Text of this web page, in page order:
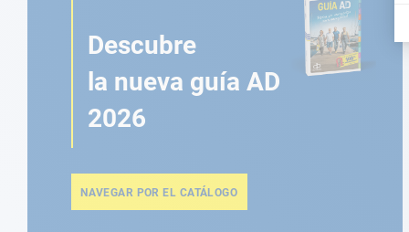
Descubre
la nueva guía AD
2026
NAVEGAR POR EL CATÁLOGO